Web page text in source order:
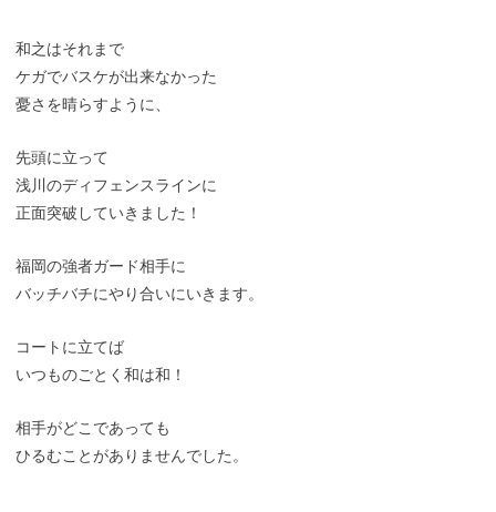
和之はそれまで
ケガでバスケが出来なかった
憂さを晴らすように、
先頭に立って
浅川のディフェンスラインに
正面突破していきました！
福岡の強者ガード相手に
バッチバチにやり合いにいきます。
コートに立てば
いつものごとく和は和！
相手がどこであっても
ひるむことがありませんでした。